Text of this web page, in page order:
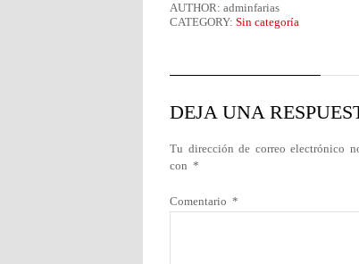
AUTHOR: adminfarias
CATEGORY: Sin categoría
DEJA UNA
Tu dirección de correo electrónico
con *
Comentario *